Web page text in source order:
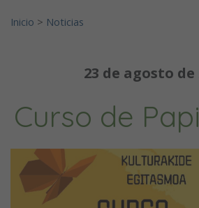
Inicio > Noticias
23 de agosto de
Curso de